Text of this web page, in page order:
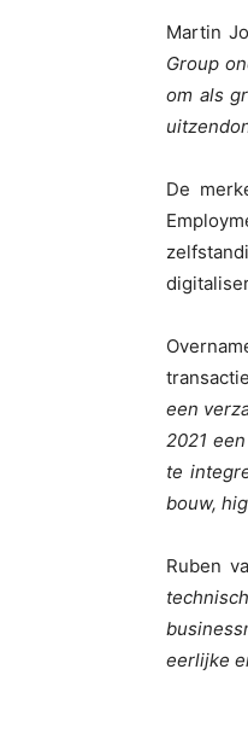
Martin
Group
om als
De
een
2021
te
bouw,
Ruben
eerlijke